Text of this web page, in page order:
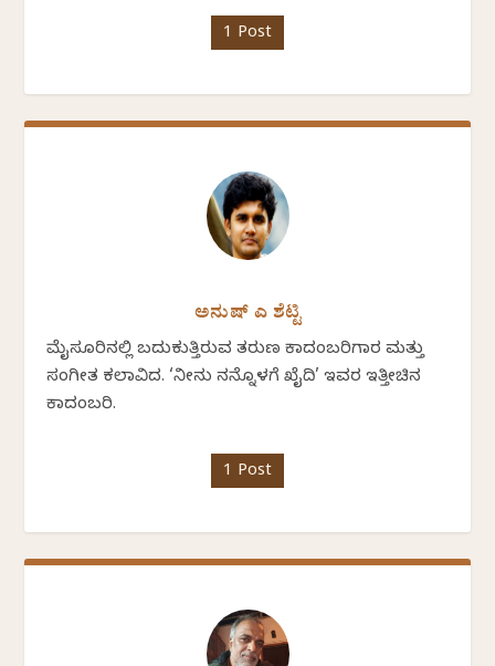
1 Post
ಅನುಷ್ ಎ ಶೆಟ್ಟಿ
ಮೈಸೂರಿನಲ್ಲಿ ಬದುಕುತ್ತಿರುವ ತರುಣ ಕಾದಂಬರಿಗಾರ ಮತ್ತು
ಸಂಗೀತ ಕಲಾವಿದ. ‘ನೀನು ನನ್ನೊಳಗೆ ಖೈದಿ’ ಇವರ ಇತ್ತೀಚಿನ
ಕಾದಂಬರಿ.
1 Post